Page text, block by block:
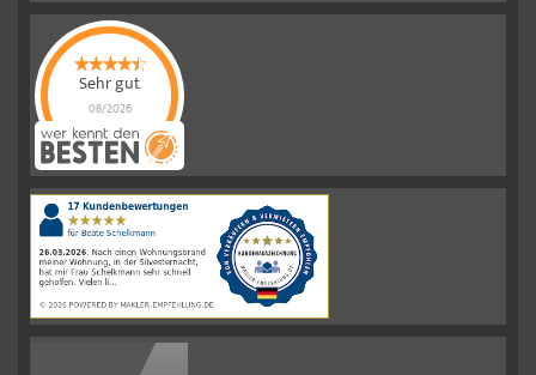
Sehr gut
08/2026
Schelkmann
Immobilienhat
|110Schelkmann
ImmobilienBewertungen
auf
werkenntdenBESTEN.de